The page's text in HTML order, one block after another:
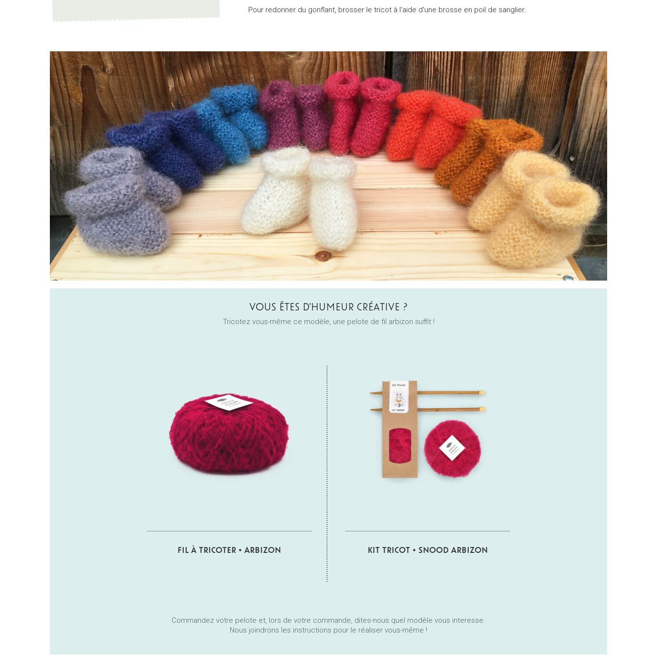
Pour redonner du gonflant, brosser le tricot à l'aide d'une brosse en poil de sanglier.
VOUS ÊTES D'HUMEUR CRÉATIVE ?
Tricotez vous-même ce modèle, une pelote de fil arbizon suffit !
FIL À TRICOTER • ARBIZON KIT TRICOT • SNOOD ARBIZON
Commandez votre pelote et, lors de votre commande, dites-nous quel modèle vous interesse.
Nous joindrons les instructions pour le réaliser vous-même !